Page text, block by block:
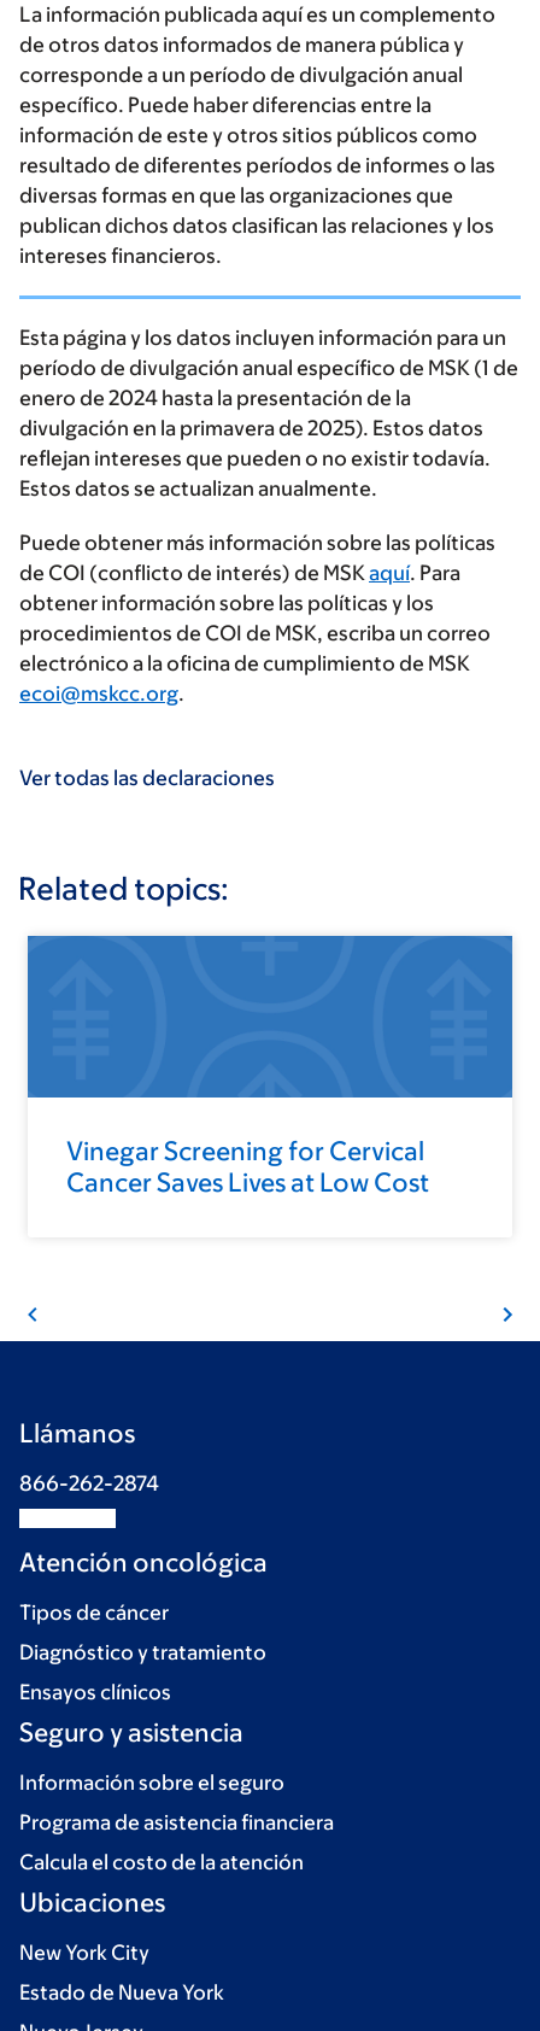
La información publicada aquí es un complemento
de otros datos informados de manera pública y
corresponde a un período de divulgación anual
específico. Puede haber diferencias entre la
información de este y otros sitios públicos como
resultado de diferentes períodos de informes o las
diversas formas en que las organizaciones que
publican dichos datos clasifican las relaciones y los
intereses financieros.
Esta página y los datos incluyen información para un
período de divulgación anual específico de MSK (1 de
enero de 2024 hasta la presentación de la
divulgación en la primavera de 2025). Estos datos
reflejan intereses que pueden o no existir todavía.
Estos datos se actualizan anualmente.
Puede obtener más información sobre las políticas
de COI (conflicto de interés) de MSKaquí. Para
obtener información sobre las políticas y los
procedimientos de COI de MSK, escriba un correo
electrónico a la oficina de cumplimiento de MSK
ecoi@mskcc.org.
Ver todas las declaraciones
Related topics:
Vinegar Screening for Cervical
Cancer Saves Lives at Low Cost
Llámanos
866-262-2874
Atención oncológica
Tipos de cáncer
Diagnóstico y tratamiento
Ensayos clínicos
Seguro y asistencia
Información sobre el seguro
Programa de asistencia financiera
Calcula el costo de la atención
Ubicaciones
New York City
Estado de Nueva York